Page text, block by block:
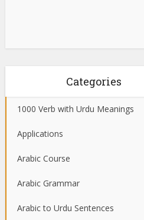
Categories
1000 Verb with Urdu Meanings
Applications
Arabic Course
Arabic Grammar
Arabic to Urdu Sentences